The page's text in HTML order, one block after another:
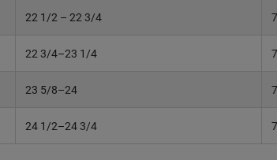
22 1/2 – 22 3/4
22 3/4–23 1/4
23 5/8–24
24 1/2–24 3/4